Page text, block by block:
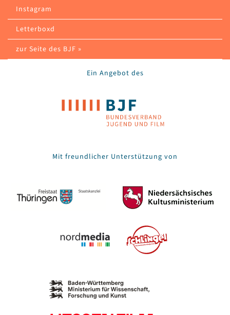
Instagram
Letterboxd
zur Seite des BJF »
Ein Angebot des
Mit freundlicher Unterstützung von